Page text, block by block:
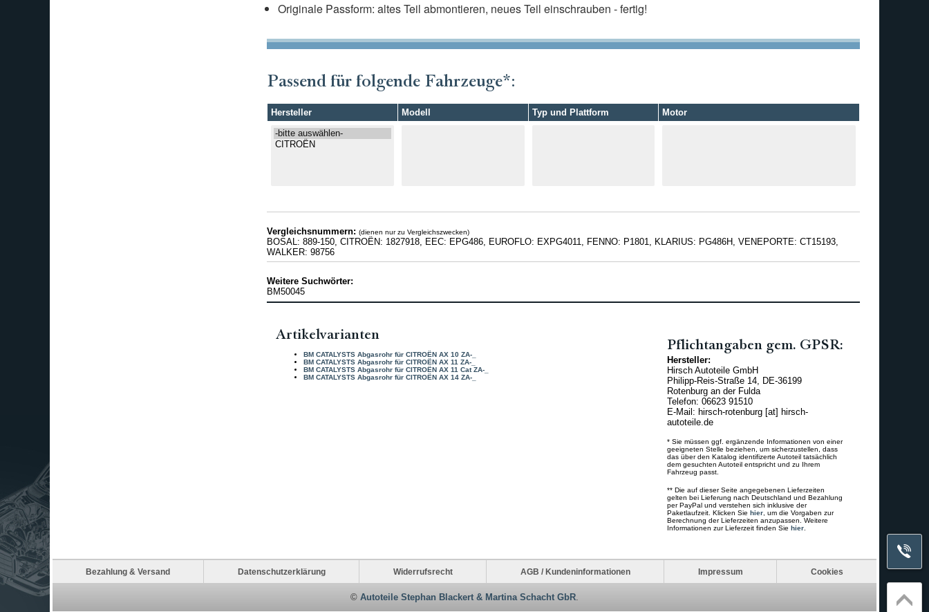
Originale Passform: altes Teil abmontieren, neues Teil einschrauben - fertig!
Passend für folgende Fahrzeuge*:
Hersteller Modell Typ und Plattform Motor
Vergleichsnummern: (dienen nur zu Vergleichszwecken)
BOSAL: 889-150, CITROËN: 1827918, EEC: EPG486, EUROFLO: EXPG4011, FENNO: P1801, KLARIUS: PG486H, VENEPORTE: CT15193,
WALKER: 98756
Weitere Suchwörter:
BM50045
Artikelvarianten
BM CATALYSTS Abgasrohr für CITROËN AX 10 ZA-_
BM CATALYSTS Abgasrohr für CITROËN AX 11 ZA-_
BM CATALYSTS Abgasrohr für CITROËN AX 11 Cat ZA-_
BM CATALYSTS Abgasrohr für CITROËN AX 14 ZA-_
Pflichtangaben gem. GPSR:
Hersteller:
Hirsch Autoteile GmbH
Philipp-Reis-Straße 14, DE-36199
Rotenburg an der Fulda
Telefon: 06623 91510
E-Mail: hirsch-rotenburg [at] hirsch-
autoteile.de
* Sie müssen ggf. ergänzende Informationen von einer
geeigneten Stelle beziehen, um sicherzustellen, dass
das über den Katalog identifizerte Autoteil tatsächlich
dem gesuchten Autoteil entspricht und zu Ihrem
Fahrzeug passt.
** Die auf dieser Seite angegebenen Lieferzeiten
gelten bei Lieferung nach Deutschland und Bezahlung
per PayPal und verstehen sich inklusive der
Paketlaufzeit. Klicken Siehier , um die Vorgaben zur
Berechnung der Lieferzeiten anzupassen. Weitere
Informationen zur Lieferzeit finden Siehier
Bezahlung & Versand Datenschutzerklärung Widerrufsrecht AGB / Kundeninformationen Impressum Cookies
© Autoteile Stephan Blackert & Martina Schacht GbR